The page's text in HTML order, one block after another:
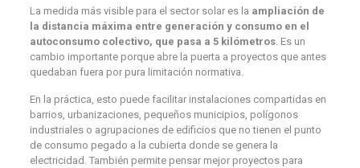
La medida más visible para el sector solar es la ampliación de
la distancia máxima entre generación y consumo en el
autoconsumo colectivo, que pasa a 5 kilómetros. Es un
cambio importante porque abre la puerta a proyectos que antes
quedaban fuera por pura limitación normativa.
En la práctica, esto puede facilitar instalaciones compartidas en
barrios, urbanizaciones, pequeños municipios, polígonos
industriales o agrupaciones de edificios que no tienen el punto
de consumo pegado a la cubierta donde se genera la
electricidad. También permite pensar mejor proyectos para